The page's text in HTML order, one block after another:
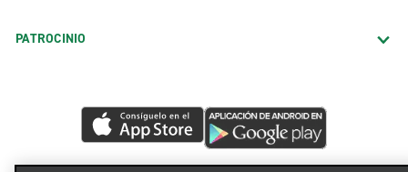
PATROCINIO